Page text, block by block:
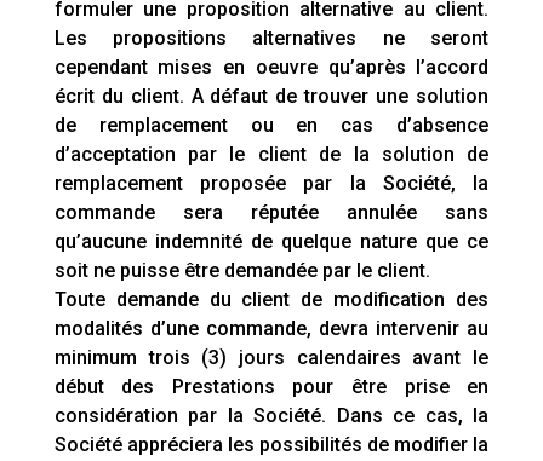
formuler une proposition alternative au client.
Les propositions alternatives ne seront
cependant mises en oeuvre qu’après l’accord
écrit du client. A défaut de trouver une solution
de remplacement ou en cas d’absence
d’acceptation par le client de la solution de
remplacement proposée par la Société, la
commande sera réputée annulée sans
qu’aucune indemnité de quelque nature que ce
soit ne puisse être demandée par le client.
Toute demande du client de modification des
modalités d’une commande, devra intervenir au
minimum trois (3) jours calendaires avant le
début des Prestations pour être prise en
considération par la Société. Dans ce cas, la
Société appréciera les possibilités de modifier la